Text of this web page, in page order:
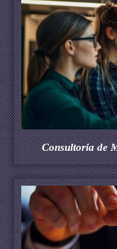
Consultoria de